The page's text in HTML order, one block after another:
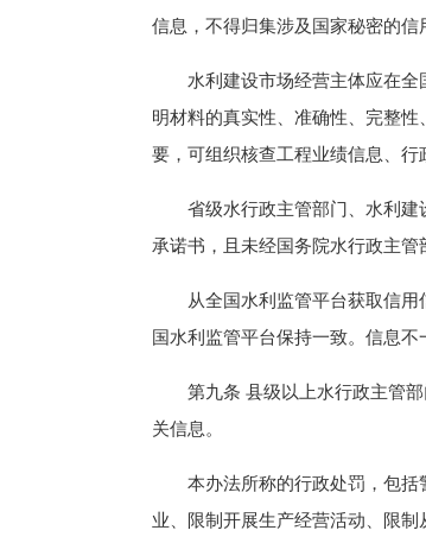
信息，不得归集涉及国家秘密的信
水利建设市场经营主体应在全国
明材料的真实性、准确性、完整
要，可组织核查工程业绩信息、行
省级水行政主管部门、水利建设
承诺书，且未经国务院水行政主管
从全国水利监管平台获取信用信
国水利监管平台保持一致。信息不
第九条 县级以上水行政主管部
关信息。
本办法所称的行政处罚，包括警
业、限制开展生产经营活动、限